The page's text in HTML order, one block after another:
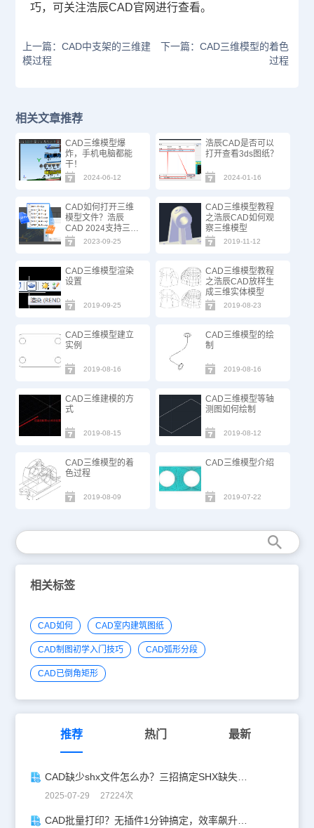
巧，可关注浩辰CAD官网进行查看。
上一篇：CAD中支架的三维建
模过程
下一篇：CAD三维模型的着色
过程
相关文章推荐
CAD三维模型爆
炸，手机电脑都能
干！
2024-06-12
浩辰CAD是否可以
打开查看3ds图纸？
2024-01-16
CAD如何打开三维
模型文件？浩辰
CAD 2024支持三维
模型STEP/IGES
啦！
2023-09-25
CAD三维模型教程
之浩辰CAD如何观
察三维模型
2019-11-12
CAD三维模型渲染
设置
2019-09-25
CAD三维模型教程
之浩辰CAD放样生
成三维实体模型
2019-08-23
CAD三维模型建立
实例
2019-08-16
CAD三维模型的绘
制
2019-08-16
CAD三维建模的方
式
2019-08-15
CAD三维模型等轴
测图如何绘制
2019-08-12
CAD三维模型的着
色过程
2019-08-09
CAD三维模型介绍
2019-07-22
相关标签
CAD如何 CAD室内建筑图纸
CAD制图初学入门技巧 CAD弧形分段
CAD已倒角矩形
推荐 热门 最新
CAD缺少shx文件怎么办？三招搞定SHX缺失难题
2025-07-29 27224次
CAD批量打印？无插件1分钟搞定，效率飙升90%！